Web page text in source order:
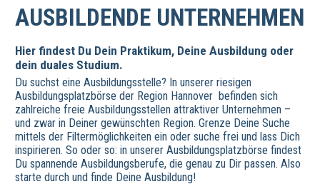
AUSBILDENDE UNTERNEHMEN
Hier findest Du Dein Praktikum, Deine Ausbildung oder
dein duales Studium.
Du suchst eine Ausbildungsstelle? In unserer riesigen
Ausbildungsplatzbörse der Region Hannover befinden sich
zahlreiche freie Ausbildungsstellen attraktiver Unternehmen –
und zwar in Deiner gewünschten Region. Grenze Deine Suche
mittels der Filtermöglichkeiten ein oder suche frei und lass Dich
inspirieren. So oder so: in unserer Ausbildungsplatzbörse findest
Du spannende Ausbildungsberufe, die genau zu Dir passen. Also
starte durch und finde Deine Ausbildung!